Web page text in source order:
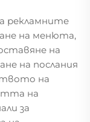
рекламните
на менюта,
на
на послания
на
на
за